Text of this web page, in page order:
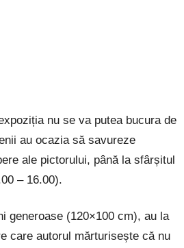
nu se va putea bucura de
au ocazia să savureze
ale pictorului, până la sfârșitul
– 16.00).
generoase (120×100 cm), au la
care autorul mărturisește că nu